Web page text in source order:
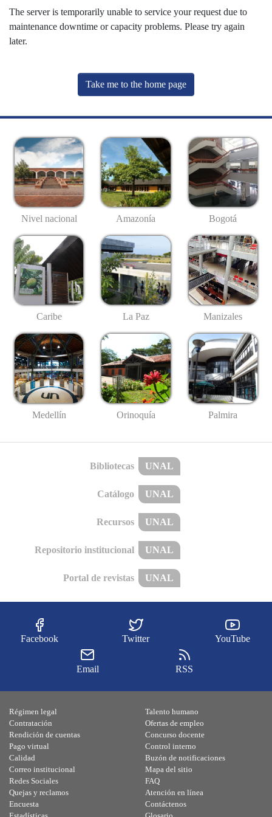
The server is temporarily unable to service your request due to
maintenance downtime or capacity problems. Please try again
later.
Take me to the home page
Nivel nacional Amazonía Bogotá
Caribe La Paz Manizales
Medellín Orinoquía Palmira
Bibliotecas UNAL
Catálogo UNAL
Recursos UNAL
Repositorio institucional UNAL
Portal de revistas UNAL
Facebook Twitter YouTube
Email RSS
Régimen legal
Contratación
Rendición de cuentas
Pago virtual
Calidad
Talento humano
Ofertas de empleo
Concurso docente
Control interno
Buzón de notificaciones
Correo institucional
Redes Sociales
Quejas y reclamos
Encuesta
Mapa del sitio
FAQ
Atención en línea
Contáctenos